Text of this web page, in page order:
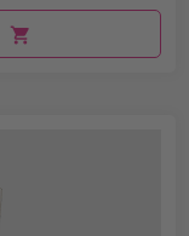
shopping_cart